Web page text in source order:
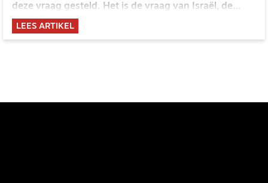
deze vraag gesteld. Het is de vraag van Israël, de
vraag van onze mensengeschiedenis, en soms ook de
vraag van ons leven nu. Is de Heer er echt, of zegt Hij
maar wat? En als Hij in ons midden is, waaraan
LEES ARTIKEL